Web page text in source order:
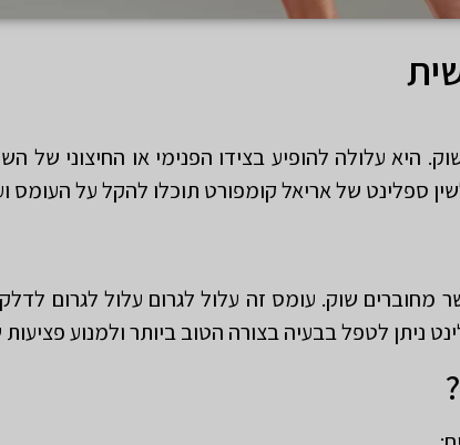
היא עלולה להופיע בצידו הפנימי או החיצוני של
ספלינט של אריאל קומפורט תוכלו להקל על העומס
שוק. עומס זה עלול לגרום עלול לגרום
ניתן לטפל בבעיה בצורה הטוב ביותר ולמנוע